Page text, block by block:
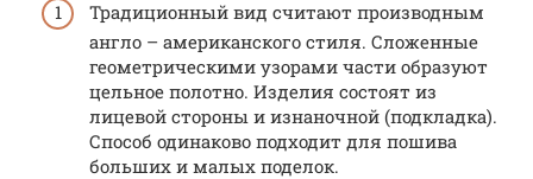
Традиционный вид считают производным
англо – американского стиля. Сложенные
геометрическими узорами части образуют
цельное полотно. Изделия состоят из
лицевой стороны и изнаночной (подкладка).
Способ одинаково подходит для пошива
больших и малых поделок.